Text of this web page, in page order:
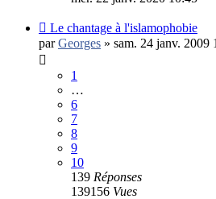
Le chantage à l'islamophobie
parGeorges » sam. 24 janv. 2009
1
…
6
7
8
9
10
139 Réponses
139156 Vues